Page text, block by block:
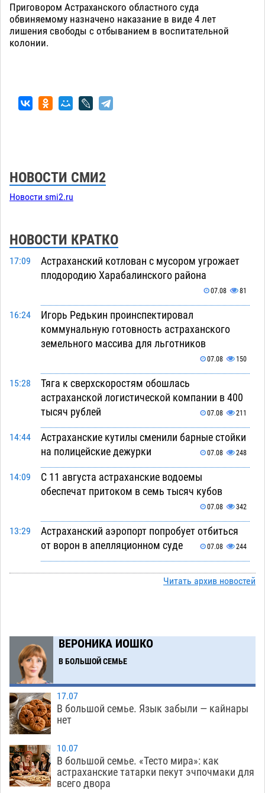
Приговором Астраханского областного суда
обвиняемому назначено наказание в виде 4 лет
лишения свободы с отбыванием в воспитательной
колонии.
НОВОСТИ СМИ2
Новости smi2.ru
НОВОСТИ КРАТКО
17:09
Астраханский котлован с мусором угрожает
плодородию Харабалинского района
07.08 81
16:24
Игорь Редькин проинспектировал
коммунальную готовность астраханского
земельного массива для льготников
07.08 150
15:28
Тяга к сверхскоростям обошлась
астраханской логистической компании в 400
тысяч рублей
07.08 211
14:44
Астраханские кутилы сменили барные стойки
на полицейские дежурки
07.08 248
14:09
С 11 августа астраханские водоемы
обеспечат притоком в семь тысяч кубов
07.08 342
13:29
Астраханский аэропорт попробует отбиться
от ворон в апелляционном суде
07.08 244
12:53
Астраханские археологи откопали древнюю
07.08 451
картами
11:20
Астраханцев ждут на парковом газоне с
призами и эрмитажными котами
10:43
Астраханский суд встал на сторону МЧС в
споре за возврат униформы
10:02
На Всероссийской Спартакиаде астраханские
гандболисты уступили казанским «драконам»
07.08 229
Читать архив новостей
ВЕРОНИКА ИОШКО
В БОЛЬШОЙ СЕМЬЕ
17.07
В большой семье. Язык забыли — кайнары
нет
10.07
В большой семье. «Тесто мира»: как
астраханские татарки пекут эчпочмаки для
всего двора